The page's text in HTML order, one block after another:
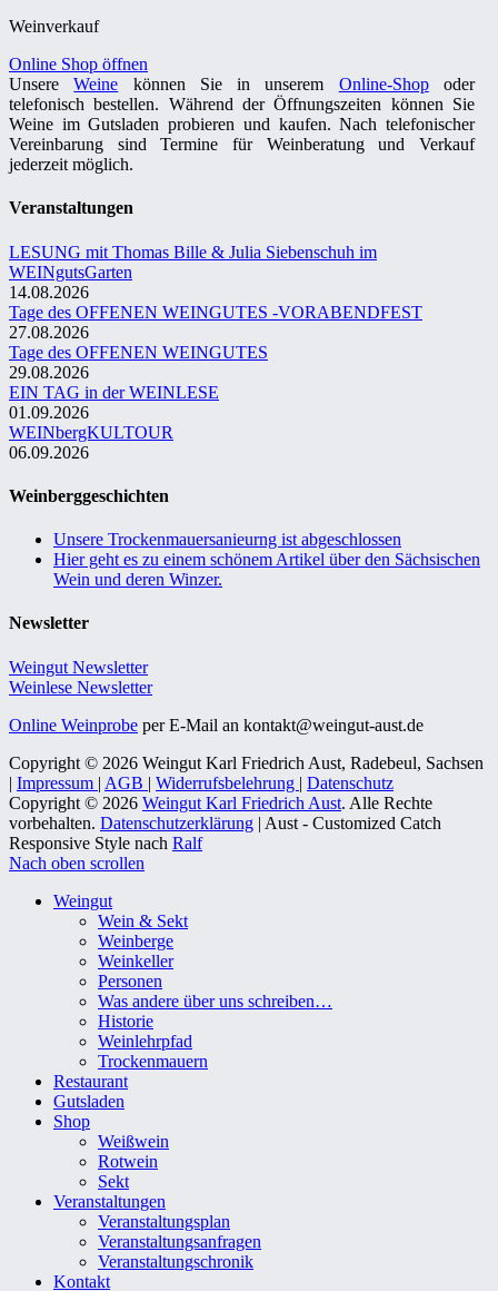
Weinverkauf
Online Shop öffnen
UnsereWeine können Sie in unserem Online-Shopoder
telefonisch bestellen. Während der Öffnungszeiten können Sie
Weine im Gutsladen probieren und kaufen. Nach telefonischer
Vereinbarung sind Termine für Weinberatung und Verkauf
jederzeit möglich.
Veranstaltungen
LESUNG mit Thomas Bille & Julia Siebenschuh im
WEINgutsGarten
14.08.2026
Tage des OFFENEN WEINGUTES -VORABENDFEST
27.08.2026
Tage des OFFENEN WEINGUTES
29.08.2026
EIN TAG in der WEINLESE
01.09.2026
WEINbergKULTOUR
06.09.2026
Weinberggeschichten
Unsere Trockenmauersanieurng ist abgeschlossen
Hier geht es zu einem schönem Artikel über den Sächsischen
Wein und deren Winzer.
Newsletter
Weingut Newsletter
Weinlese Newsletter
Online Weinprobe per E-Mail an kontakt@weingut-aust.de
Copyright © 2026 Weingut Karl Friedrich Aust, Radebeul, Sachsen
| Impressum | AGB | Widerrufsbelehrung | Datenschutz
Copyright © 2026 Weingut Karl Friedrich Aust. Alle Rechte
vorbehalten. Datenschutzerklärung | Aust - Customized Catch
Responsive Style nach Ralf
Nach oben scrollen
Weingut
Wein & Sekt
Weinberge
Weinkeller
Personen
Was andere über uns schreiben…
Historie
Weinlehrpfad
Trockenmauern
Restaurant
Gutsladen
Shop
Weißwein
Rotwein
Sekt
Veranstaltungen
Veranstaltungsplan
Veranstaltungsanfragen
Veranstaltungschronik
Kontakt